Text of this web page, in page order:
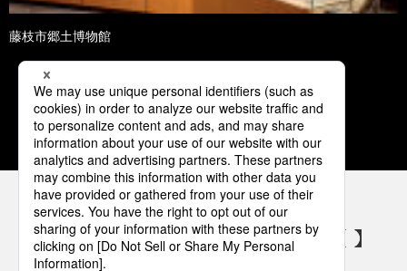
藤枝市郷土博物館
1 2 3 4 5
パナソニックの電気設備 SNSアカウント